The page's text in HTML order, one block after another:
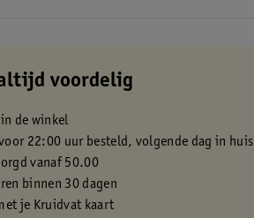
voordelig
de winkel
22:00 uur besteld, volgende dag in huis
vanaf 50.00
binnen 30 dagen
je Kruidvat kaart